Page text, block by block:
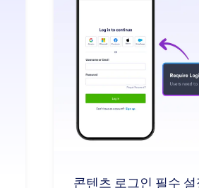
더
콘텐츠 로그인 필수 설